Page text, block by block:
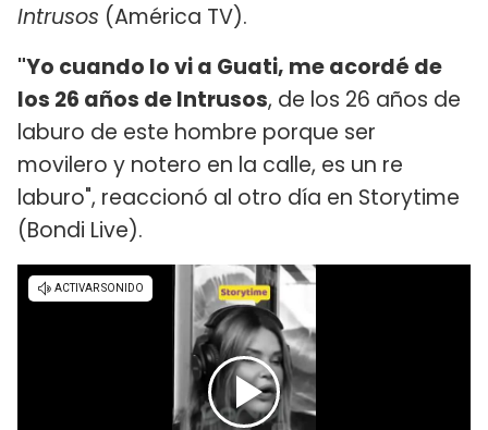
Intrusos (América TV).
"Yo cuando lo vi a Guati, me acordé de
los 26 años de Intrusos, de los 26 años de
laburo de este hombre porque ser
movilero y notero en la calle, es un re
laburo", reaccionó al otro día en Storytime
(Bondi Live).